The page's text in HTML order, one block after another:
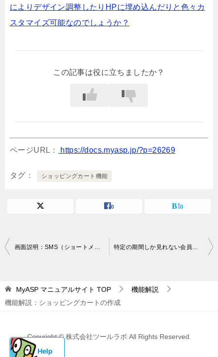
によりデザイン調整したりHPに埋め込んだりと色々カ
スタマイズ可能なのでしょうか？
この記事は役に立ちましたか？
ページURL： https://docs.myasp.jp/?p=26269
タグ ショッピングカート機能
0 0
投
ビ
ゲ
シ
ョ
MyASP マニュアルサイト TOP
機能解説
機能解説：ショッピングカートの作成
Copyright © 株式会社ツールラボ All Rights Reserved.